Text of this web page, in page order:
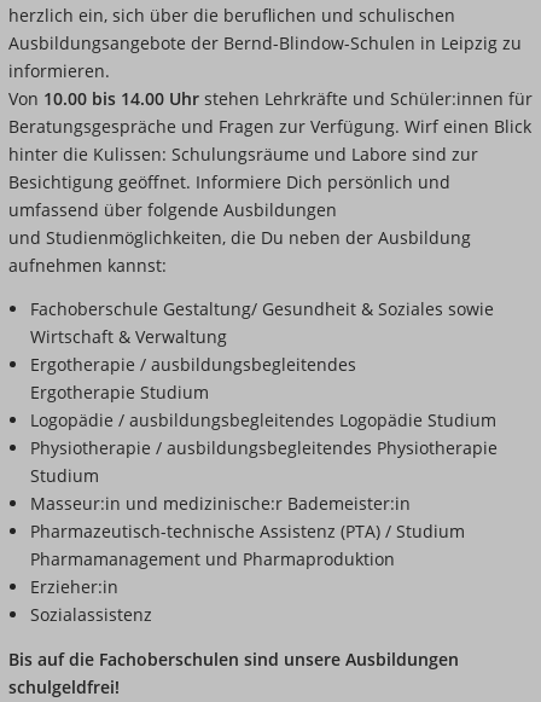
herzlich ein, sich über die beruflichen und schulischen
Ausbildungsangebote der Bernd-Blindow-Schulen in Leipzig zu
informieren.
Von 10.00 bis 14.00 Uhr stehen Lehrkräfte und Schüler:innen für
Beratungsgespräche und Fragen zur Verfügung. Wirf einen Blick
hinter die Kulissen: Schulungsräume und Labore sind zur
Besichtigung geöffnet. Informiere Dich persönlich und
umfassend über folgende Ausbildungen
und Studienmöglichkeiten, die Du neben der Ausbildung
aufnehmen kannst:
Fachoberschule Gestaltung/ Gesundheit & Soziales sowie
Wirtschaft & Verwaltung
Ergotherapie / ausbildungsbegleitendes
Ergotherapie Studium
Logopädie / ausbildungsbegleitendes Logopädie Studium
Physiotherapie / ausbildungsbegleitendes Physiotherapie
Studium
Masseur:in und medizinische:r Bademeister:in
Pharmazeutisch-technische Assistenz (PTA) / Studium
Pharmamanagement und Pharmaproduktion
Erzieher:in
Sozialassistenz
Bis auf die Fachoberschulen sind unsere Ausbildungen
schulgeldfrei!